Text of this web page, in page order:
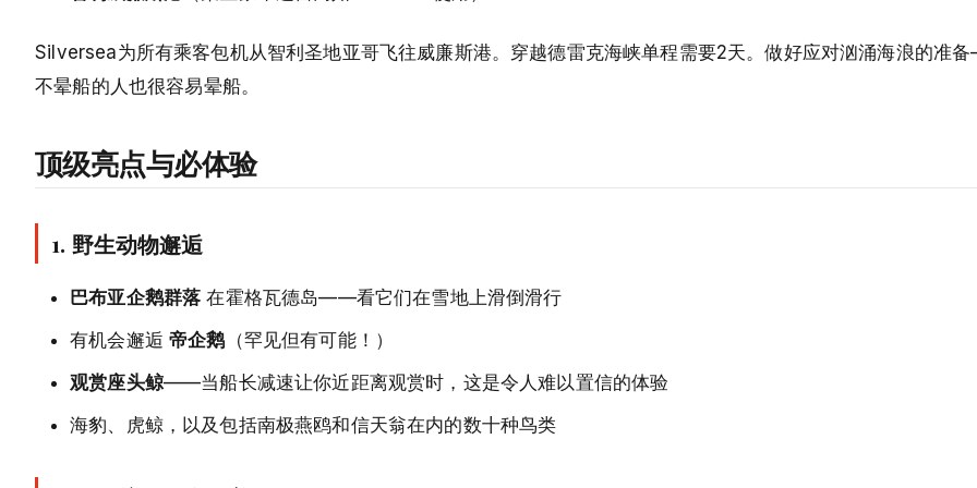
Silversea为所有乘客包机从智利圣地亚哥飞往威廉斯港。穿越德雷克海峡单程需要2天。做好应对汹涌海浪的准
不晕船的人也很容易晕船。
顶级亮点与必体验
1. 野生动物邂逅
巴布亚企鹅群落 在霍格瓦德岛——看它们在雪地上滑倒滑行
有机会邂逅帝企鹅 （罕见但有可能！）
观赏座头鲸——当船长减速让你近距离观赏时，这是令人难以置信的体验
海豹、虎鲸，以及包括南极燕鸥和信天翁在内的数十种鸟类